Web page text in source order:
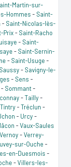
Martin-sur-
Hommes - Saint-
- Saint-Nicolas-lès-
Prix- Saint-Racho
- Saint-
- Saint-Sernin-
- Saint-Usuge -
Saussy- Savigny-le-
- Sens -
- Sommant-
-Tailly-
Tintry-Tréclun -
- Urcy-
-Vaux-Saules
Vernoy-Verrey-
sur-Ouche -
en-Duesmois -
-Villers-les-